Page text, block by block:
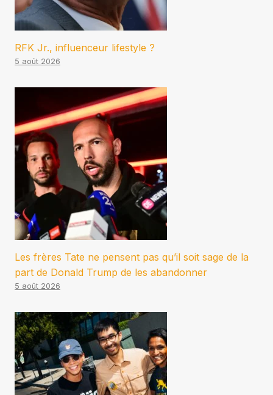
RFK Jr., influenceur lifestyle ?
5 août 2026
Les frères Tate ne pensent pas qu’il soit sage de la
part de Donald Trump de les abandonner
5 août 2026